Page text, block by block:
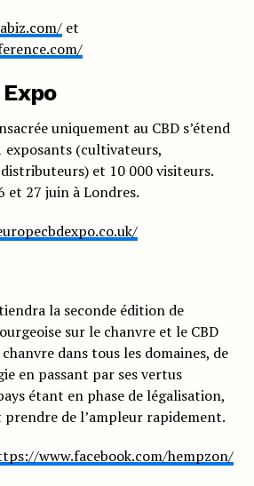
et
uniquement au CBD s’étend
exposants (cultivateurs,
et 10 000 visiteurs.
et 27 juin à Londres.
la seconde édition de
sur le chanvre et le CBD
dans tous les domaines, de
en passant par ses vertus
étant en phase de légalisation,
prendre de l’ampleur rapidement.
www.facebook.com/hempzon/